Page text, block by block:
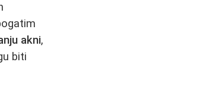
akni,
biti